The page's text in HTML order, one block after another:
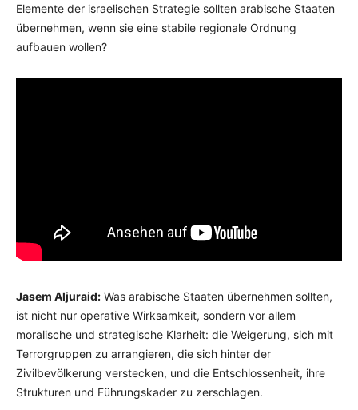
Elemente der israelischen Strategie sollten arabische Staaten
übernehmen, wenn sie eine stabile regionale Ordnung
aufbauen wollen?
Jasem Aljuraid: Was arabische Staaten übernehmen sollten,
ist nicht nur operative Wirksamkeit, sondern vor allem
moralische und strategische Klarheit: die Weigerung, sich mit
Terrorgruppen zu arrangieren, die sich hinter der
Zivilbevölkerung verstecken, und die Entschlossenheit, ihre
Strukturen und Führungskader zu zerschlagen.